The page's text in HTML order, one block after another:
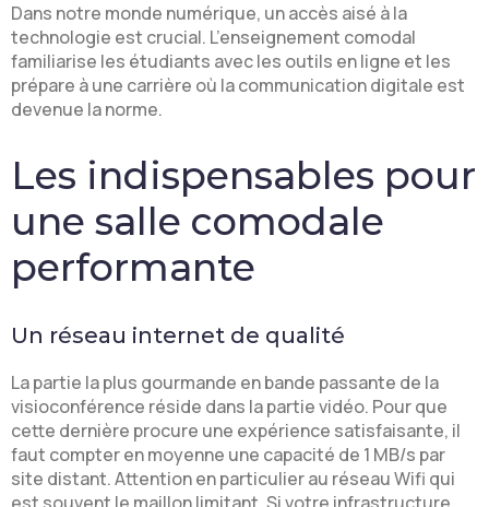
Dans notre monde numérique, un accès aisé à la
technologie est crucial. L’enseignement comodal
familiarise les étudiants avec les outils en ligne et les
prépare à une carrière où la communication digitale est
devenue la norme.
Les indispensables pour
une salle comodale
performante
Un réseau internet de qualité
La partie la plus gourmande en bande passante de la
visioconférence réside dans la partie vidéo. Pour que
cette dernière procure une expérience satisfaisante, il
faut compter en moyenne une capacité de 1 MB/s par
site distant. Attention en particulier au réseau Wifi qui